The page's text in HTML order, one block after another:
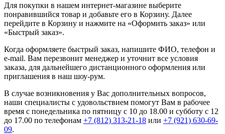
Для покупки в нашем интернет-магазине выберите
понравившийся товар и добавьте его в Корзину. Далее
перейдите в Корзину и нажмите на «Оформить заказ» или
«Быстрый заказ».
Когда оформляете быстрый заказ, напишите ФИО, телефон и
e-mail. Вам перезвонит менеджер и уточнит все условия
заказа, для дальнейшего дистанционного оформления или
приглашения в наш шоу-рум.
В случае возникновения у Вас дополнительных вопросов,
наши специалисты с удовольствием помогут Вам в рабочее
время с понедельника по пятницу с 10 до 18.00 и субботу с 12
до 17.00 по телефонам +7 (812) 313-21-18 или +7 (921) 630-69-
09.